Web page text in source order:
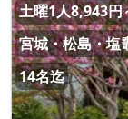
土曜1人8,943円
宮城・松島・塩
14名迄